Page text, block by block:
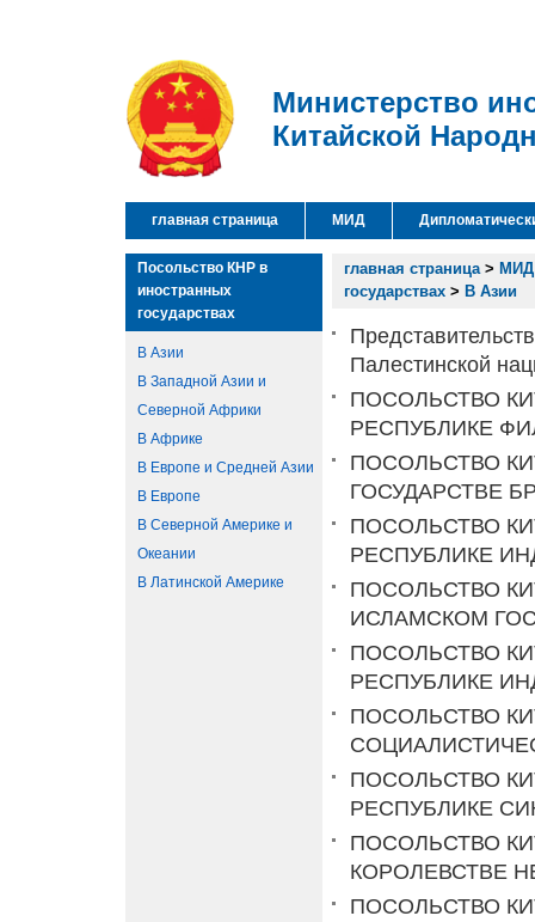
Министерство
Китайской
главная страница МИД
Посольство КНР в
иностранных
государствах
В Азии
В Западной Азии и
Северной Африки
В Африке
В Европе и Средней Азии
В Европе
В Северной Америке и
Океании
В Латинской Америке
главная страница> МИД
государствах > В Азии
Палестинской
ПОСОЛЬСТВО
РЕСПУБЛИКЕ
ПОСОЛЬСТВО
ГОСУДАРСТВЕ
ПОСОЛЬСТВО
РЕСПУБЛИКЕ
ПОСОЛЬСТВО
ИСЛАМСКОМ
ПОСОЛЬСТВО
РЕСПУБЛИКЕ
ПОСОЛЬСТВО
ПОСОЛЬСТВО
РЕСПУБЛИКЕ
ПОСОЛЬСТВО
КОРОЛЕВСТВЕ
ПОСОЛЬСТВО